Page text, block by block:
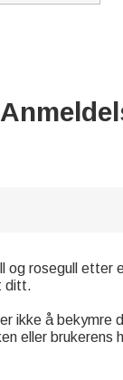
rosegull
ditt.
ikke å
eller